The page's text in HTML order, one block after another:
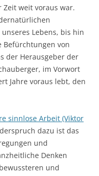
weit voraus war.
Lebens, bis hin
von
der Herausgeber der
im Vorwort
Jahre voraus lebt, den
sinnlose Arbeit (Viktor
dazu ist das
und
Denken
und